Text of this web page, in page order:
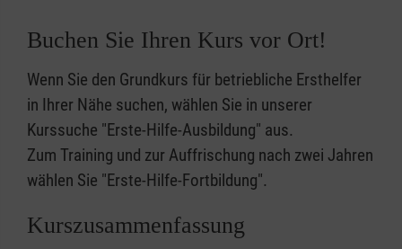
Buchen Sie Ihren Kurs vor Ort!
Wenn Sie den Grundkurs für betriebliche Ersthelfer
in Ihrer Nähe suchen, wählen Sie in unserer
Kurssuche "Erste-Hilfe-Ausbildung" aus.
Zum Training und zur Auffrischung nach zwei Jahren
wählen Sie "Erste-Hilfe-Fortbildung".
Kurszusammenfassung